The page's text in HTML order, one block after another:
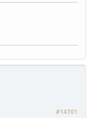
#14701